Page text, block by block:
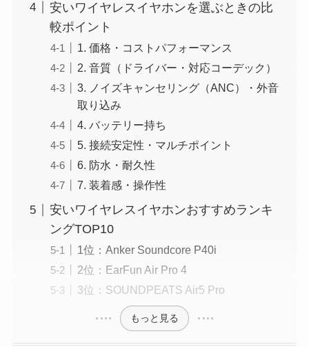
安いワイヤレスイヤホンを選ぶときの比
較ポイント
1. 価格・コストパフォーマンス
2. 音質（ドライバー・対応コーデック）
3. ノイズキャンセリング（ANC）・外音
取り込み
4. バッテリー持ち
5. 接続安定性・マルチポイント
6. 防水・耐久性
7. 装着感・操作性
安いワイヤレスイヤホンおすすめランキ
ングTOP10
1位：Anker Soundcore P40i
2位：EarFun Air Pro 4
3位：SOUNDPEATS Air5 Pro
もっと見る